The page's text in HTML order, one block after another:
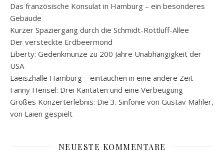
Das französische Konsulat in Hamburg – ein besonderes
Gebäude
Kurzer Spaziergang durch die Schmidt-Rottluff-Allee
Der versteckte Erdbeermond
Liberty: Gedenkmünze zu 200 Jahre Unabhängigkeit der
USA
Laeiszhalle Hamburg – eintauchen in eine andere Zeit
Fanny Hensel: Drei Kantaten und eine Verbeugung
Großes Konzerterlebnis: Die 3. Sinfonie von Gustav Mahler,
von Laien gespielt
NEUESTE KOMMENTARE